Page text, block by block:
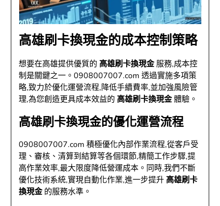
高雄刷卡換現金的成本控制策略
想要在高雄提供優質的 高雄刷卡換現金服務,成本控
制是關鍵之一。0908007007.com 透過實施多項策
略,致力於優化運營流程,降低手續費率,並加強風險管
理,為您創造更具成本效益的 高雄刷卡換現金體驗。
高雄刷卡換現金的優化運營流程
0908007007.com 積極優化內部作業流程,從客戶受
理、審核、清算到結算等各個環節,精簡工作步驟,提
高作業效率,最大限度降低營運成本。同時,我們不斷
優化技術系統,實現自動化作業,進一步提升 高雄刷卡
換現金的服務水準。